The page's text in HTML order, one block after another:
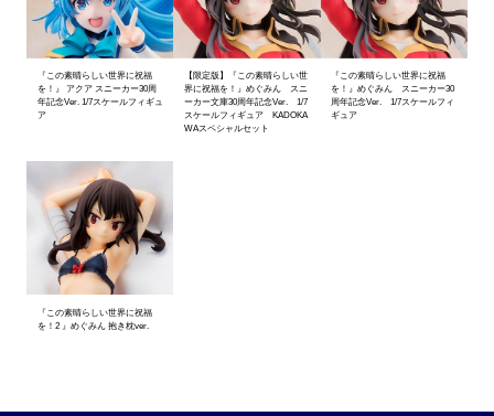
『この素晴らしい世界に祝福
を！』 アクア スニーカー30周
年記念Ver. 1/7スケールフィギュ
ア
【限定版】『この素晴らしい世
界に祝福を！』めぐみん スニ
ーカー文庫30周年記念Ver. 1/7
スケールフィギュア KADOKA
WAスペシャルセット
『この素晴らしい世界に祝福
を！』めぐみん スニーカー30
周年記念Ver. 1/7スケールフィ
ギュア
『この素晴らしい世界に祝福
を！2 』めぐみん 抱き枕ver.